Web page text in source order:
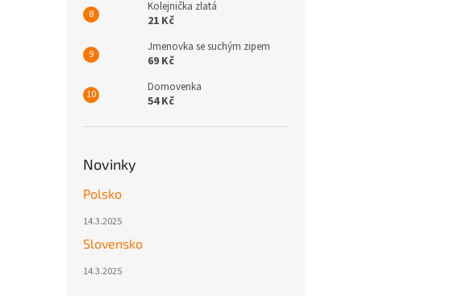
Kolejnička zlatá
21 Kč
Jmenovka se suchým zipem
69 Kč
Domovenka
54 Kč
Novinky
Polsko
14.3.2025
Slovensko
14.3.2025